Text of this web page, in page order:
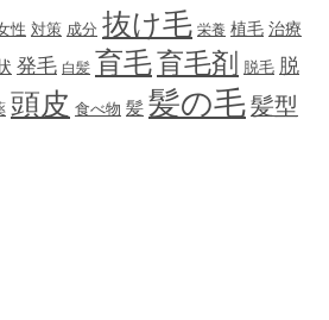
性 対策 成分 抜け毛 栄養 植毛 治療
発毛 白髪 育毛育毛剤 脱毛 脱
頭皮 食べ物 髪 髪の毛髪型